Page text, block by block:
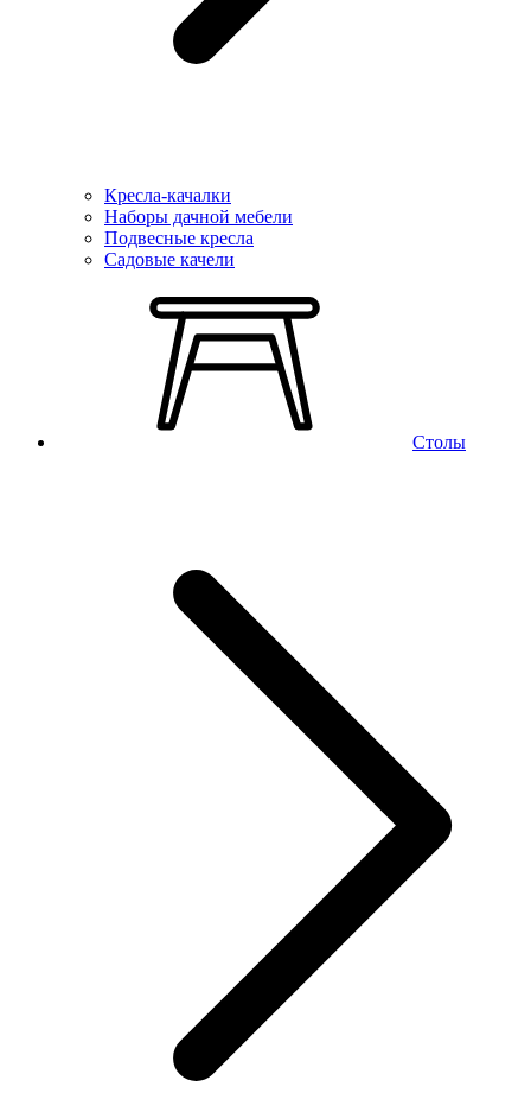
Кресла-качалки
Наборы дачной мебели
Подвесные кресла
Садовые качели
Столы